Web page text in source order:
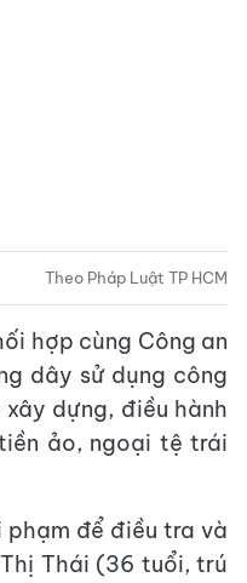
Theo Pháp Luật TP HCM
hợp cùng Công an
dây sử dụng công
dựng, điều hành
ảo, ngoại tệ trái
để điều tra và
Thái (36 tuổi, trú